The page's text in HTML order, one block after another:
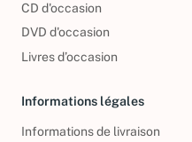
CD d'occasion
DVD d'occasion
Livres d’occasion
Informations légales
Informations de livraison